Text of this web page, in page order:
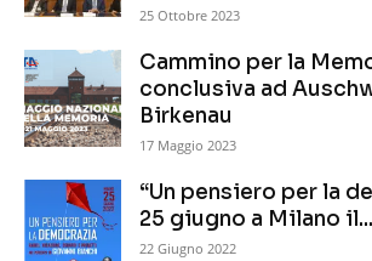
25 Ottobre 2023
Cammino per la
conclusiva ad
Birkenau
17 Maggio 2023
“Un pensiero per la
25 giugno a Milano il...
22 Giugno 2022